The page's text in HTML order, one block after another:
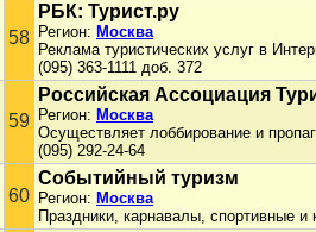
58
РБК: Турист.ру
Регион: Москва
Реклама туристических услуг в
(095) 363-1111 доб. 372
59
Российская Ассоциация
Регион: Москва
Осуществляет лоббирование и
(095) 292-24-64
60
Событийный туризм
Регион: Москва
Праздники, карнавалы, спортивные и